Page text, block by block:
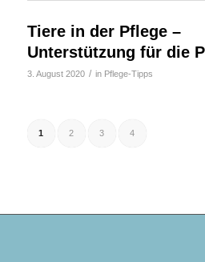
Tiere in der Pflege –
Unterstützung für die
3. August 2020 / in Pflege-Tipps
1 2 3 4